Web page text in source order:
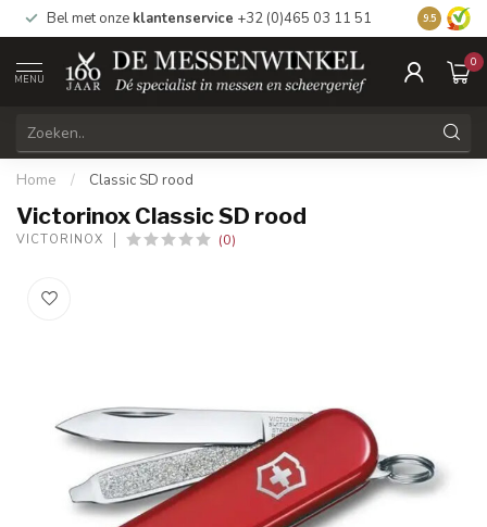
Bel met onze klantenservice +32 (0)465 03 11 51 Bezoek
9.5
MENU
0
Home / Classic SD rood
Victorinox Classic SD rood
VICTORINOX (0)